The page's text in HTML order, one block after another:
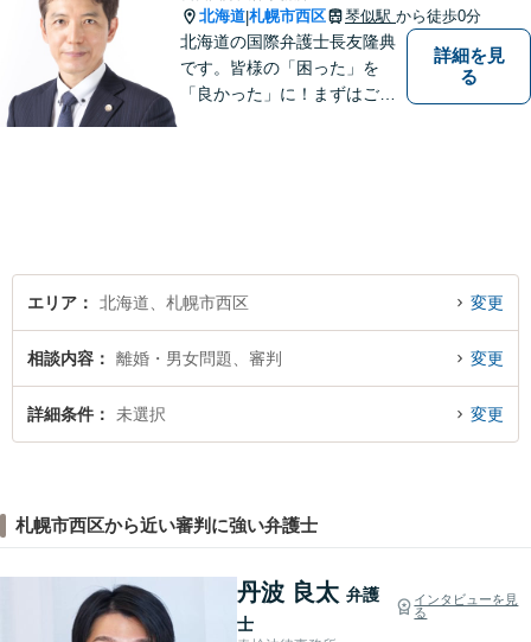
北海道|札幌市西区 琴似駅 から徒歩0分
北海道の国際弁護士長友隆典
です。皆様の「困った」を
「良かった」に！まずはご相
詳細を見
る
エリア 北海道、札幌市西区 変更
相談内容 離婚・男女問題、審判 変更
詳細条件 未選択 変更
札幌市西区から近い審判に強い弁護士
丹波 良太 弁護
士
インタビューを見
る